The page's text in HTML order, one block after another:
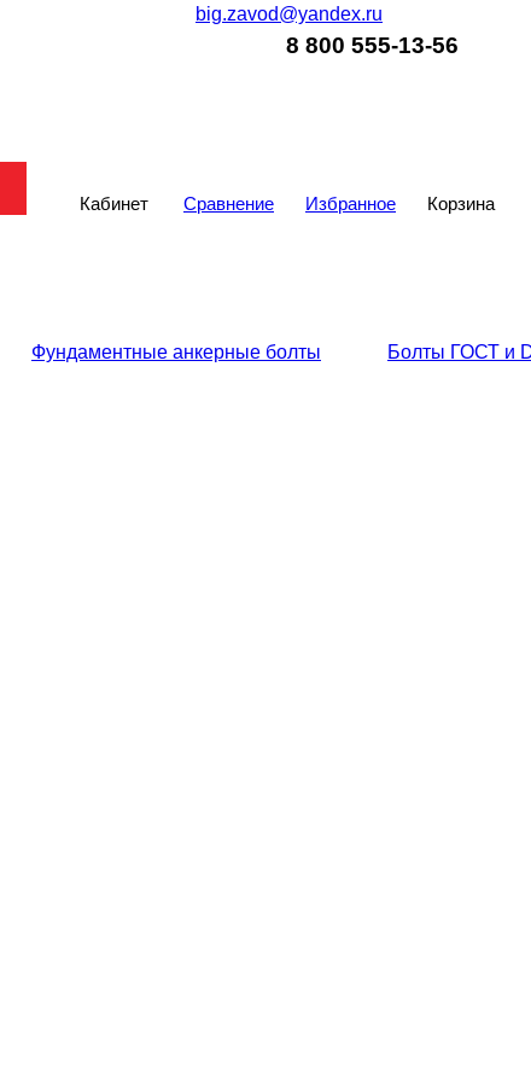
big.zavod@yandex.ru
8 800 555-13-56
Кабинет Сравнение Избранное Корзина
Фундаментные анкерные болты Болты ГОСТ и